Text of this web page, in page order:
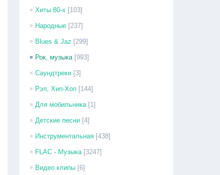
Хиты 80-х [103]
Народные [237]
Blues & Jaz [299]
Рок, музыка [993]
Саундтреки [3]
Рэп, Хип-Хоп [144]
Для мобильника [1]
Детские песни [4]
Инструментальная [438]
FLAC - Музыка [3247]
Видео клипы [6]